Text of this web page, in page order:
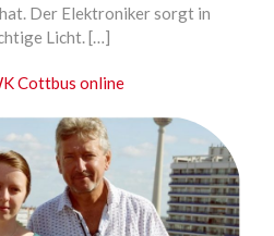
Der Elektroniker sorgt in
Licht. […]
Cottbus online